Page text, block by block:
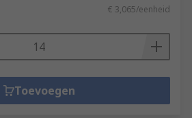
€ 3,065/eenheid
Toevoegen